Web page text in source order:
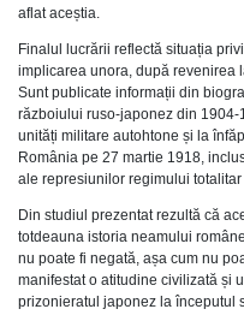
aflat aceștia.
Finalul lucrării reflectă situația
implicarea unora, după revenirea
Sunt publicate informații din
războiului ruso-japonez din
unități militare autohtone și la
România pe 27 martie 1918,
ale represiunilor regimului
Din studiul prezentat rezultă că
totdeauna istoria neamului
nu poate fi negată, așa cum nu
manifestat o atitudine civilizată și
prizonieratul japonez la începutul